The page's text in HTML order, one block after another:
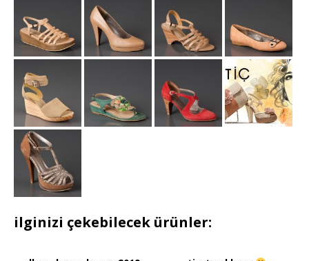
ilginizi çekebilecek ürünler: